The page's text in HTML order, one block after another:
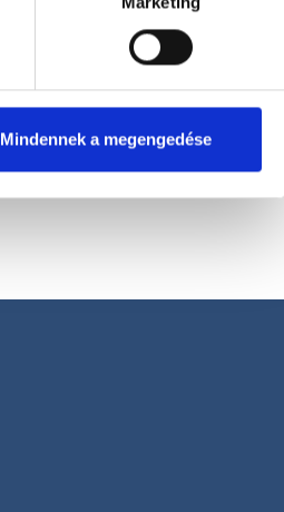
Mindennek a megengedése